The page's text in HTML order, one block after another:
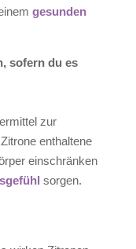
gesunden
, sofern du es
zur
enthaltene
einschränken
sorgen.